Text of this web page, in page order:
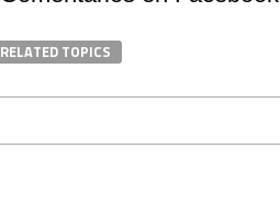
RELATED TOPICS